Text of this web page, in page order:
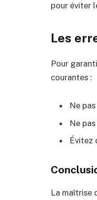
pour éviter
Les
Pour
courantes :
Ne
Ne
Évitez
La maîtrise